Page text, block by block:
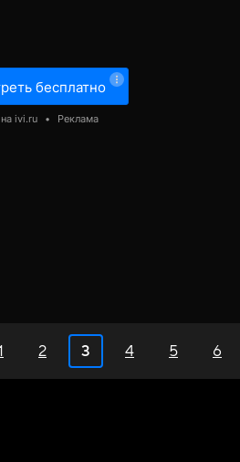
бесплатно
ivi.ru • Реклама
2 3 4 5 6